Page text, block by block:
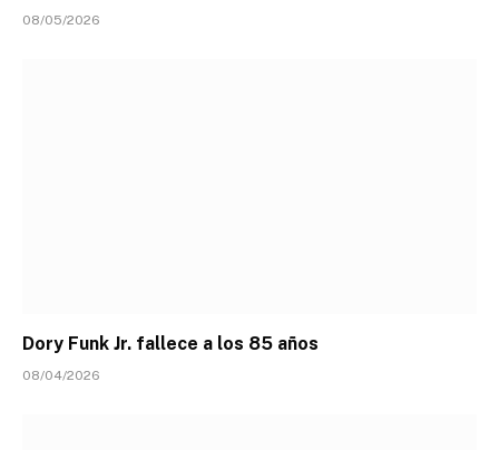
08/05/2026
Dory Funk Jr. fallece a los 85 años
08/04/2026